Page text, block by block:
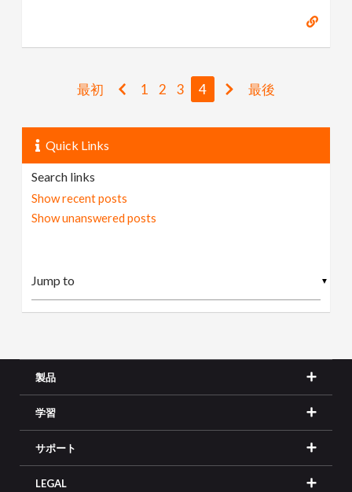
最初 1 2 3 4 最後
Quick Links
Search links
Show recent posts
Show unanswered posts
▼
製品
学習
サポート
LEGAL